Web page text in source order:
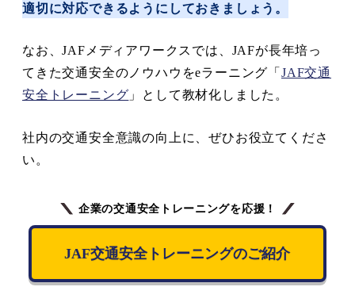
適切に対応できるようにしておきましょう。
なお、JAFメディアワークスでは、JAFが長年培っ
てきた交通安全のノウハウをeラーニング「 JAF交通
安全トレーニング 」として教材化しました。
社内の交通安全意識の向上に、ぜひお役立てくださ
い。
企業の交通安全トレーニングを応援！
JAF交通安全トレーニングのご紹介